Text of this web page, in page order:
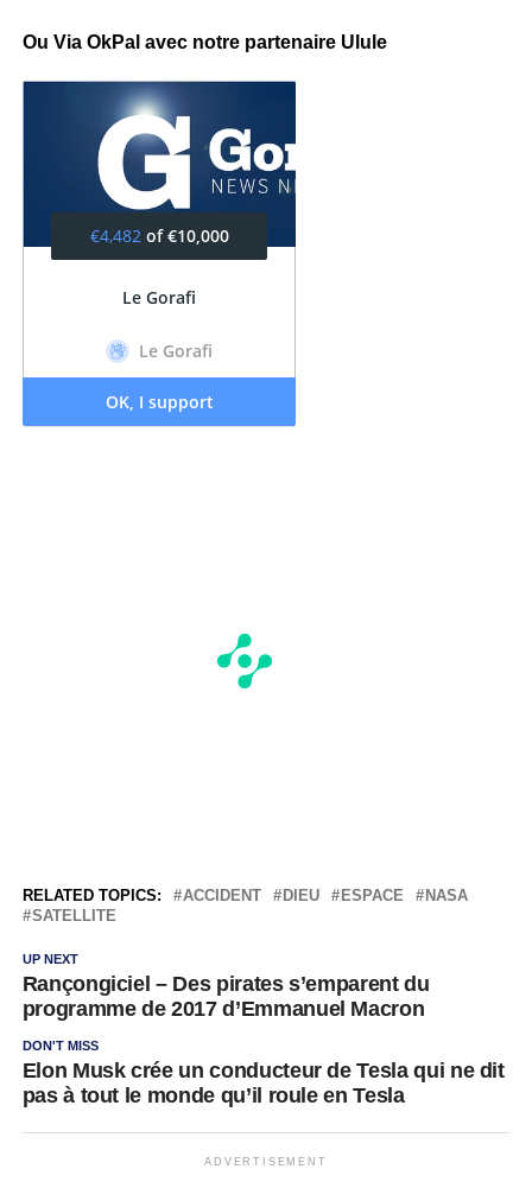
Ou Via OkPal avec notre partenaire Ulule
RELATED TOPICS: ACCIDENT DIEU ESPACE
NASA
SATELLITE
UP NEXT
Rançongiciel – Des pirates s’emparent du
programme de 2017 d’Emmanuel Macron
DON'T MISS
Elon Musk crée un conducteur de Tesla qui ne dit
pas à tout le monde qu’il roule en Tesla
ADVERTISEMENT